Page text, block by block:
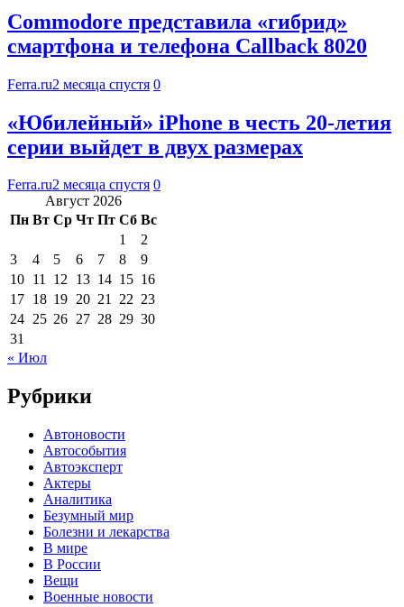
Commodore представила «гибрид»
смартфона и телефона Callback 8020
Ferra.ru2 месяца спустя 0
«Юбилейный» iPhone в честь 20-летия
серии выйдет в двух размерах
Ferra.ru2 месяца спустя 0
Август 2026
Пн Вт Ср Чт Пт Сб Вс
1
2
3
4 5 6 7 8
9
10 11 12 13 14 15 16
17 18 19 20 21 22 23
24 25 26 27 28 29 30
31
« Июл
Рубрики
Автоновости
Автособытия
Автоэксперт
Актеры
Аналитика
Безумный мир
Болезни и лекарства
В мире
В России
Вещи
Военные новости